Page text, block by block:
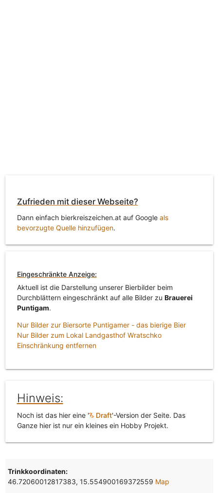
Zufrieden mit dieser Webseite?
Dann einfach bierkreiszeichen.at auf Google als
bevorzugte Quelle hinzufügen.
Eingeschränkte Anzeige:
Aktuell ist die Darstellung unserer Bierbilder beim
Durchblättern eingeschränkt auf alle Bilder zu Brauerei
Puntigam.
Nur Bilder zur Biersorte Puntigamer - das bierige Bier
Nur Bilder zum Lokal Landgasthof Wratschko
Einschränkung entfernen
Hinweis:
Noch ist das hier eine ' Draft'-Version der Seite. Das
Ganze hier ist nur ein kleines ein Hobby Projekt.
Trinkkoordinaten:
46.72060012817383, 15.554900169372559 Map